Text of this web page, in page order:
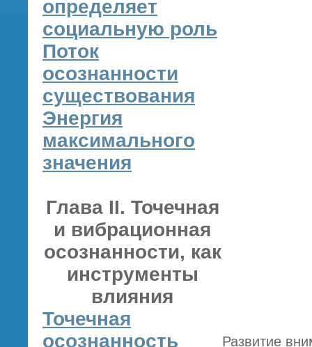
определяет
социальную роль
Поток
осознанности
существования
Энергия
максимального
значения
Глава II. Точечная
и вибрационная
осознанности, как
инструменты
влияния
Точечная
осознанность
Развитие